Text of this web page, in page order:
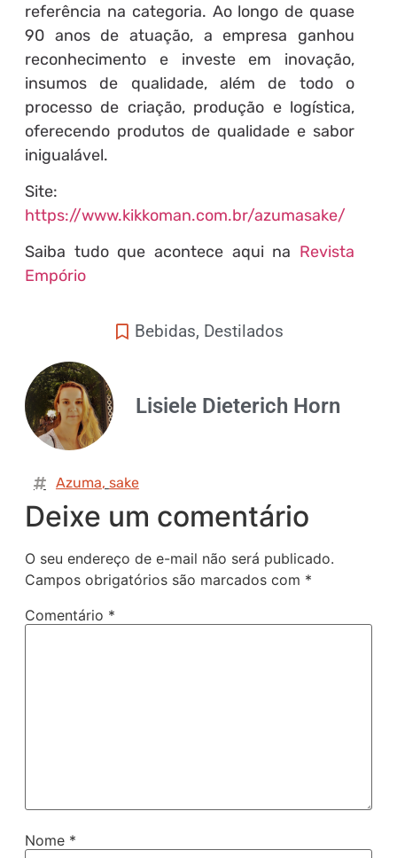
referência na categoria. Ao longo de quase
90 anos de atuação, a empresa ganhou
reconhecimento e investe em inovação,
insumos de qualidade, além de todo o
processo de criação, produção e logística,
oferecendo produtos de qualidade e sabor
inigualável.
Site:
https://www.kikkoman.com.br/azumasake/
Saiba tudo que acontece aqui na Revista
Empório
Bebidas, Destilados
Lisiele Dieterich Horn
Azuma, sake
Deixe um comentário
O seu endereço de e-mail não será publicado.
Campos obrigatórios são marcados com *
Comentário *
Nome *